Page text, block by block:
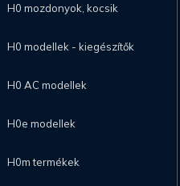
H0 mozdonyok, kocsik
H0 modellek - kiegészítők
H0 AC modellek
H0e modellek
H0m termékek